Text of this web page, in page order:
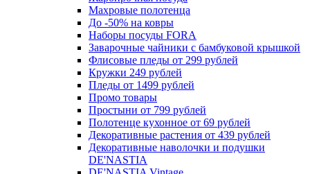
Махровые полотенца
До -50% на ковры
Наборы посуды FORA
Заварочные чайники с бамбуковой крышкой
Флисовые пледы от 299 рублей
Кружки 249 рублей
Пледы от 1499 рублей
Промо товары
Простыни от 799 рублей
Полотенце кухонное от 69 рублей
Декоративные растения от 439 рублей
Декоративные наволочки и подушки
DE'NASTIA